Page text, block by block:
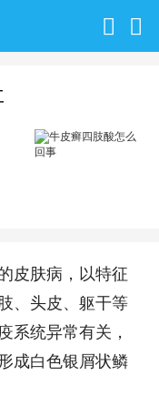
皮肤病，以特征
、头皮、躯干等
系统异常有关，
成白色银屑状鳞